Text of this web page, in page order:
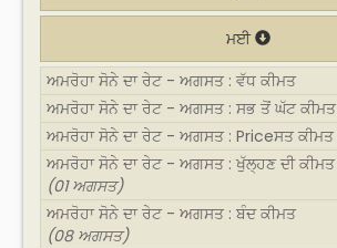
ਮਈ
ਅਮਰੋਹਾ ਸੋਨੇ ਦਾ ਰੇਟ - ਅਗਸਤ : ਵੱਧ ਕੀਮਤ
ਅਮਰੋਹਾ ਸੋਨੇ ਦਾ ਰੇਟ - ਅਗਸਤ : ਸਭ ਤੋਂ ਘੱਟ ਕੀਮਤ
ਅਮਰੋਹਾ ਸੋਨੇ ਦਾ ਰੇਟ - ਅਗਸਤ : Priceਸਤ ਕੀਮਤ
ਅਮਰੋਹਾ ਸੋਨੇ ਦਾ ਰੇਟ - ਅਗਸਤ : ਖੁੱਲ੍ਹਣ ਦੀ ਕੀਮਤ
(01 ਅਗਸਤ)
ਅਮਰੋਹਾ ਸੋਨੇ ਦਾ ਰੇਟ - ਅਗਸਤ : ਬੰਦ ਕੀਮਤ
(08 ਅਗਸਤ)